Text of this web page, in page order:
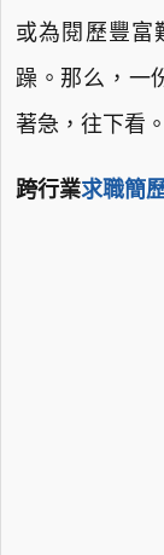
或為閱歷豐富
躁。那么，一
著急，往下看。
跨行業求職簡